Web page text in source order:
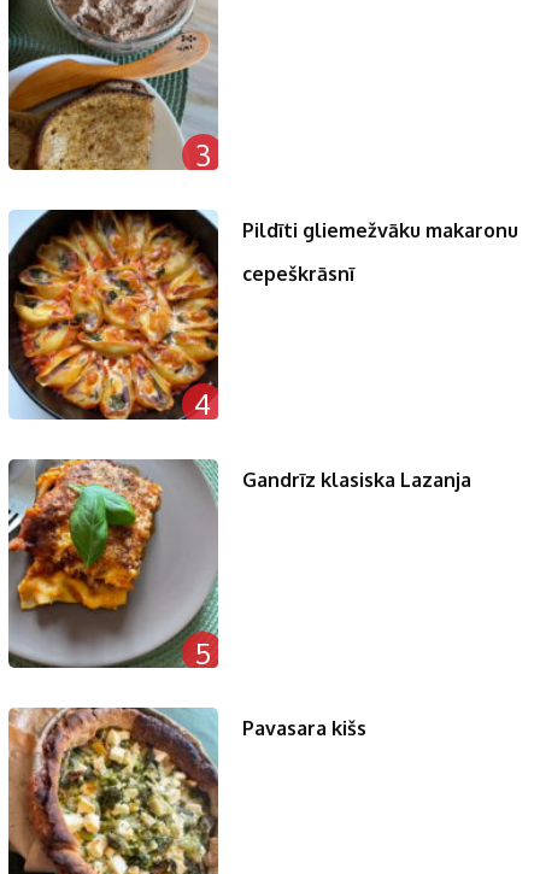
3
4
Pildīti gliemežvāku makaronu
cepeškrāsnī
5
Gandrīz klasiska Lazanja
Pavasara kišs